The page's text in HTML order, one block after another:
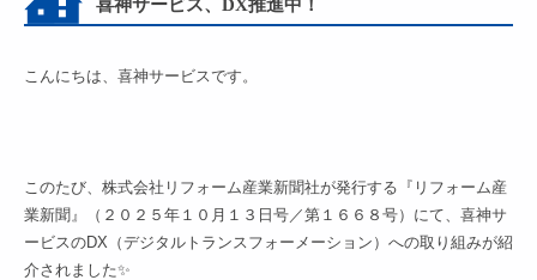
喜神サービス、DX推進中！
こんにちは、喜神サービスです。
このたび、株式会社リフォーム産業新聞社が発行する『リフォーム産
業新聞』（２０２５年１０月１３日号／第１６６８号）にて、喜神サ
ービスのDX（デジタルトランスフォーメーション）への取り組みが紹
介されました✨